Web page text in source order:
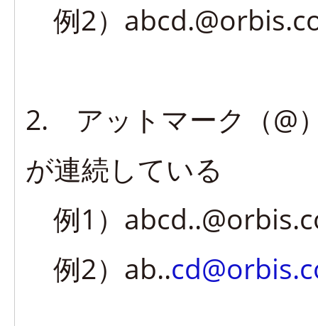
例2）
2. アットマーク（@
が連続している
例1）
例2）ab..